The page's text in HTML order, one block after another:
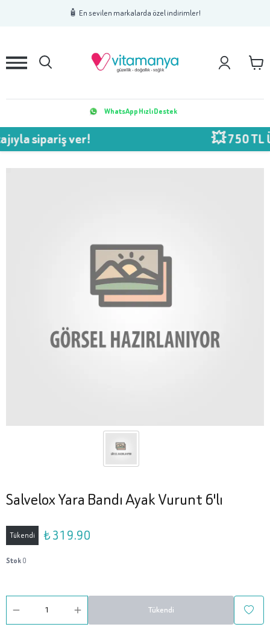
🧴 En sevilen markalarda özel indirimler!
2 3
WhatsApp Hızlı Destek
ver! 💥 750 TL Üzeri
Salvelox Yara Bandı Ayak Vurunt 6'lı
Tükendi ₺ 319.90
Stok0
Tükendi